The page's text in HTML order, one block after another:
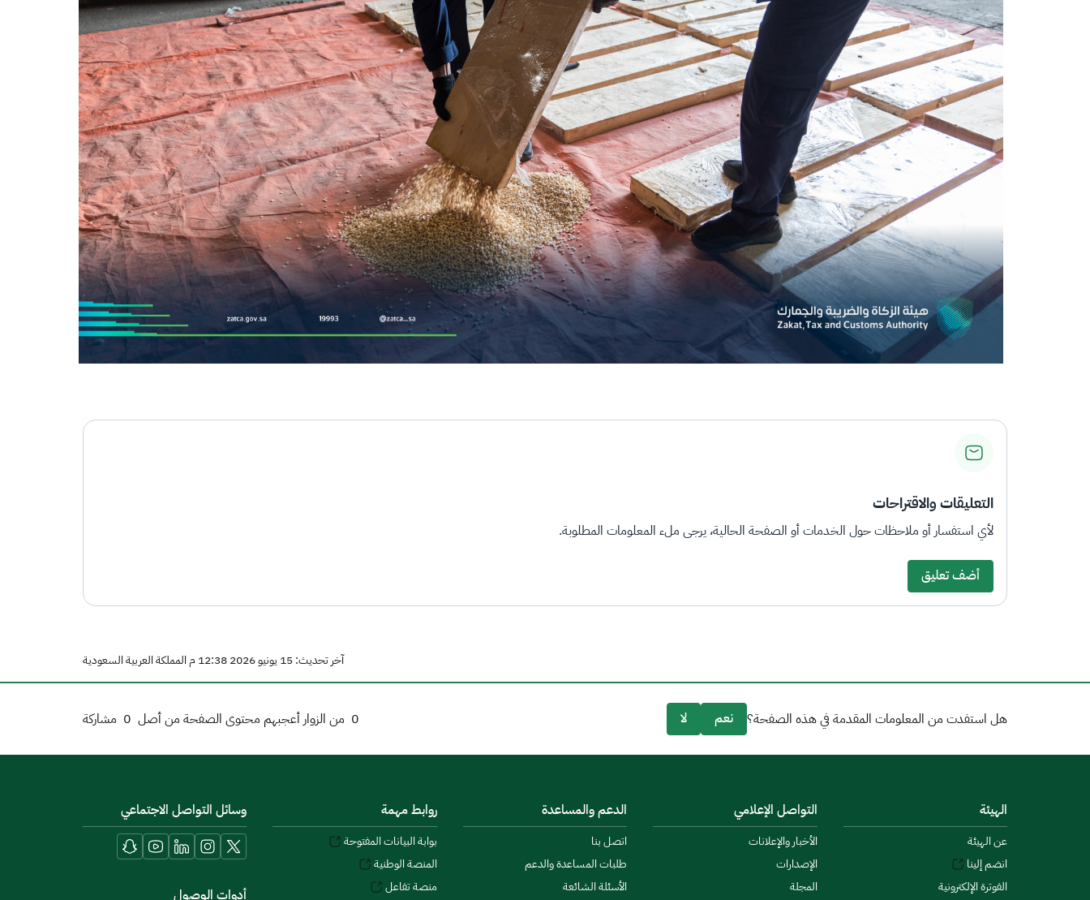
التعليقات والاقتراحات
لأي استفسار أو ملاحظات حول الخدمات أو الصفحة الحالية، يرجى ملء المعلومات المطلوبة.
أضف تعليق
آخر تحديث: 15 يونيو 2026 12:38 م المملكة العربية السعودية
0 من الزوار أعجبهم محتوى الصفحة من أصل 0 مشاركة هل استفدت من المعلومات المقدمة في هذه الصفحة؟ نعم لا
الهيئة
عن الهيئة
انضم إلينا
الفوترة الإلكترونية
التواصل الإعلامي
الأخبار والإعلانات
الإصدارات
المجلة
الدعم والمساعدة
اتصل بنا
طلبات المساعدة والدعم
الأسئلة الشائعة
روابط مهمة
بوابة البيانات المفتوحة
المنصة الوطنية
منصة تفاعل
وسائل التواصل الاجتماعي
أدوات الوصول